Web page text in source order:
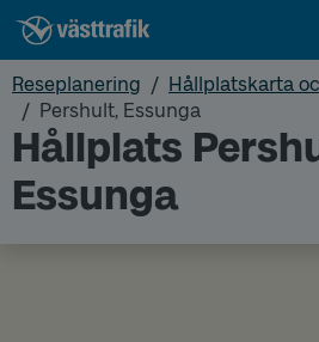
Reseplanering
Hållplatskarta
Pershult, Essunga
Hållplats
Essunga